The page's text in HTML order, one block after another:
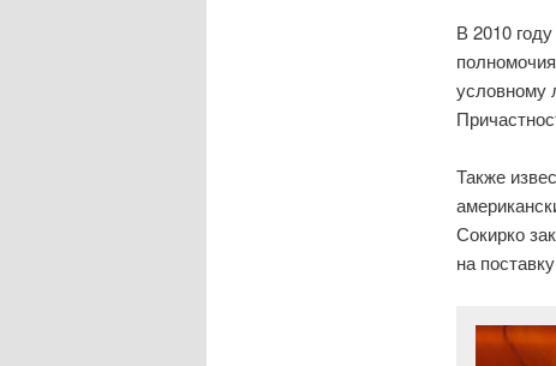
В 2010
условному
Также
Сокирко
на